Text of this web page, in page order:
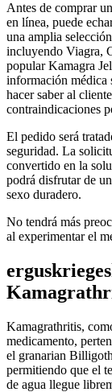
Antes de comprar
en línea, puede
una amplia
incluyendo Viagra,
popular Kamagra
información médica
hacer saber al
contraindicaciones
El pedido será
seguridad. La
convertido en la
podrá disfrutar de
sexo duradero.
No tendrá más
al experimentar el
Kamagrathritis,
medicamento,
el granarian
permitiendo que el
de agua llegue